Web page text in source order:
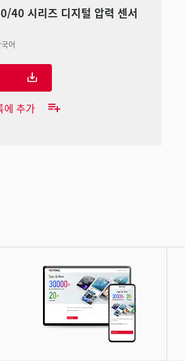
40 시리즈 디지털 압력 센서
어
에 추가